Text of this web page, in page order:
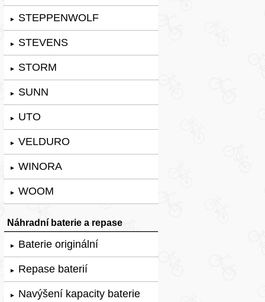
► STEPPENWOLF
► STEVENS
► STORM
► SUNN
► UTO
► VELDURO
► WINORA
► WOOM
Náhradní baterie a repase
► Baterie originální
► Repase baterií
► Navýšení kapacity baterie